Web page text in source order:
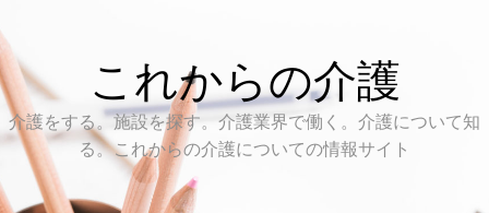
これからの介護
介護をする。施設を探す。介護業界で働く。介護について知
る。これからの介護についての情報サイト